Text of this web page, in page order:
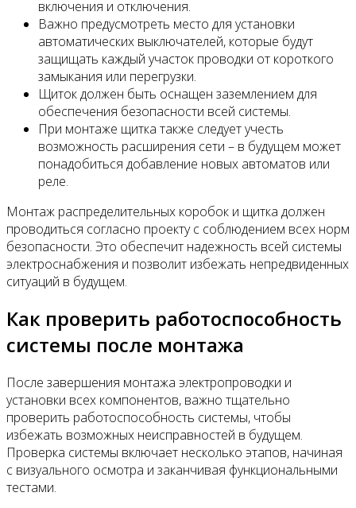
включения и отключения.
Важно предусмотреть место для установки
автоматических выключателей, которые будут
защищать каждый участок проводки от короткого
замыкания или перегрузки.
Щиток должен быть оснащен заземлением для
обеспечения безопасности всей системы.
При монтаже щитка также следует учесть
возможность расширения сети – в будущем может
понадобиться добавление новых автоматов или
реле.
Монтаж распределительных коробок и щитка должен
проводиться согласно проекту с соблюдением всех норм
безопасности. Это обеспечит надежность всей системы
электроснабжения и позволит избежать непредвиденных
ситуаций в будущем.
Как проверить работоспособность
системы после монтажа
После завершения монтажа электропроводки и
установки всех компонентов, важно тщательно
проверить работоспособность системы, чтобы
избежать возможных неисправностей в будущем.
Проверка системы включает несколько этапов, начиная
с визуального осмотра и заканчивая функциональными
тестами.